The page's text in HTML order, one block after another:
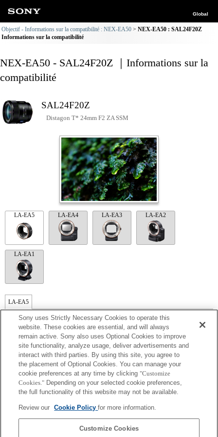
Global
Objectif - Informations sur la compatibilité : NEX-EA50
NEX-EA50 : SAL24F20Z
Informations sur la compatibilité
NEX-EA50 - SAL24F20Z ｜Informations sur la
compatibilité
SAL24F20Z
Distagon T* 24mm F2 ZA SSM
LA-EA5 LA-EA4 LA-EA3 LA-EA2
LA-EA1
LA-EA5
Disponible avec une bague d'adaptation d'objectif.
Le mode SteadyShot n'est pas pris en charge.
La zone de mise au point ne peut pas être sélectionnée de manière arbitraire.
La fonction de mise au point automatique [AF-S (AF simple)] peut être utilisée.
(orig. : La fonction de mise au point automatique [AF-S (AF simple)] peut être
utilisée.* En cas d'installation d'un objectif à monture A, la mise au point automatique
s'avère plus lente qu'avec un objectif à monture E. Comptez entre 2 et 7 secondes
pour effectuer cette opération (sur base de l'étalon de mesure appliqué par Sony). La
durée peut varier en fonction du sujet photographié et de la luminosité de
l'environnement de prise de vue.* La mise au point automatique ne fonctionne pas
lors de l'enregistrement de films.
point, sont susceptibles d'être enregistrés lors d'un enregistrement vidéo.
Modifier le diaphragme pendant l'enregistrement peut générer du bruit ou rendre
l'écran plus lumineux pendant l'utilisation.
Sony uses Strictly Necessary Cookies to operate this
website. These cookies are essential, and will always
remain active. Sony also uses Optional Cookies to improve
site functionality, analyze usage, deliver advertisements and
interact with third parties. By using this site, you agree to
the placement of Optional Cookies. You can manage your
cookie preferences at any time by clicking "Customize
Cookies." Depending on your selected cookie preferences,
the full functionality of this website may not be available.
Review our Cookie Policyfor more information.
Customize Cookies